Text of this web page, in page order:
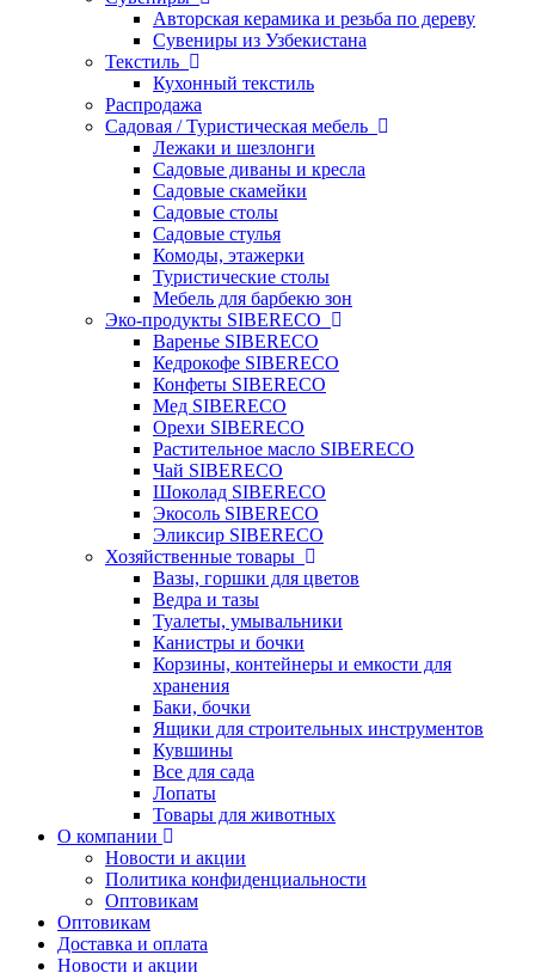
Авторская керамика и резьба по дереву
Сувениры из Узбекистана
Текстиль
Кухонный текстиль
Распродажа
Садовая / Туристическая мебель
Лежаки и шезлонги
Садовые диваны и кресла
Садовые скамейки
Садовые столы
Садовые стулья
Комоды, этажерки
Туристические столы
Мебель для барбекю зон
Эко-продукты SIBERECO
Варенье SIBERECO
Кедрокофе SIBERECO
Конфеты SIBERECO
Мед SIBERECO
Орехи SIBERECO
Растительное масло SIBERECO
Чай SIBERECO
Шоколад SIBERECO
Экосоль SIBERECO
Эликсир SIBERECO
Хозяйственные товары
Вазы, горшки для цветов
Ведра и тазы
Туалеты, умывальники
Канистры и бочки
Корзины, контейнеры и емкости для
хранения
Баки, бочки
Ящики для строительных инструментов
Кувшины
Все для сада
Лопаты
Товары для животных
О компании
Новости и акции
Политика конфиденциальности
Оптовикам
Оптовикам
Доставка и оплата
Новости и акции